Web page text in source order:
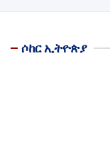
ሶከር ኢትዮጵያ